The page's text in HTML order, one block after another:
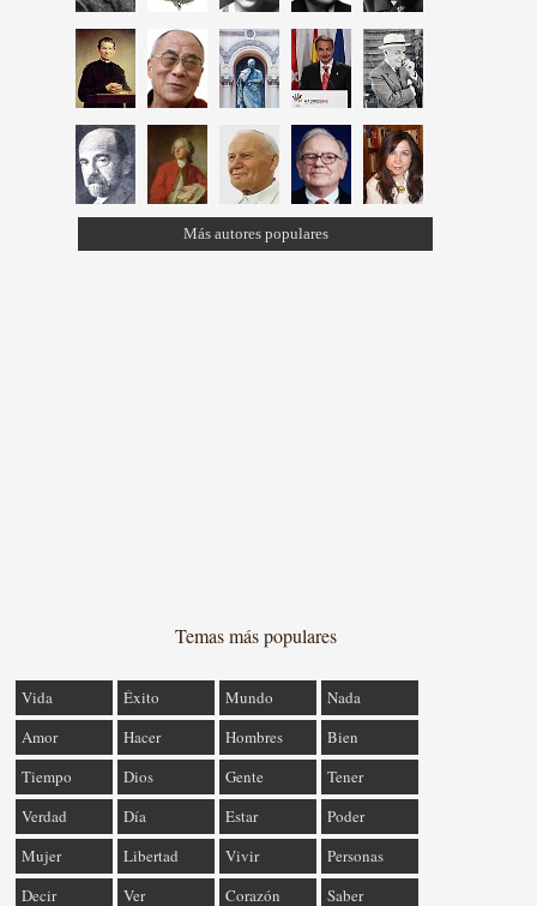
Más autores populares
Temas más populares
Vida Éxito Mundo
Nada
Amor
Hacer Hombres
Bien
Tiempo
Dios Gente
Tener
Verdad
Día Estar
Poder
Mujer
Libertad Vivir
Personas
Decir
Ver Corazón Saber